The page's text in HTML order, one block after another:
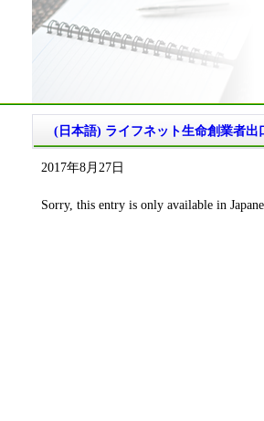
(日本語) ライフネット生命創業者
2017年8月27日
Sorry, this entry is only available in